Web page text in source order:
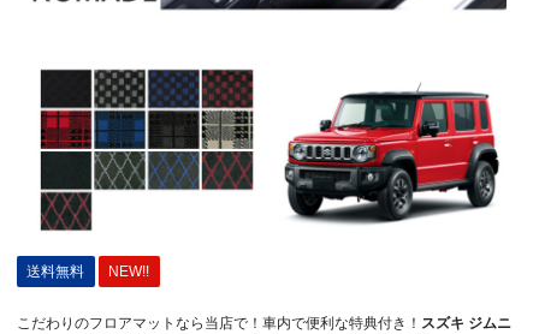
送料無料 NEW!!
こだわりのフロアマットなら当店で！車内で便利な特典付き！ スズキ ジムニ